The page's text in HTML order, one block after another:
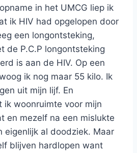
in het UMCG liep ik
ik HIV had opgelopen door
een longontsteking,
de P.C.P longontsteking
is aan de HIV. Op een
ik nog maar 55 kilo. Ik
uit mijn lijf. En
ik woonruimte voor mijn
en mezelf na een mislukte
eigenlijk al doodziek. Maar
blijven hardlopen want